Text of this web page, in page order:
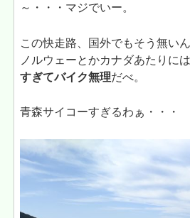
～・・・マジでいー。
この快走路、国外でもそう無い
ノルウェーとかカナダあたりに
すぎてバイク無理だべ。
青森サイコーすぎるわぁ・・・